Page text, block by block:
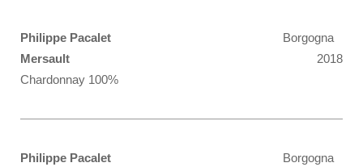
Philippe Pacalet
Borgogna
2018
Mersault
Chardonnay 100%
Philippe Pacalet
Borgogna